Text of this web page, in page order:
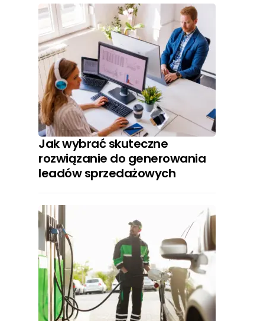
Jak wybrać skuteczne
rozwiązanie do generowania
leadów sprzedażowych